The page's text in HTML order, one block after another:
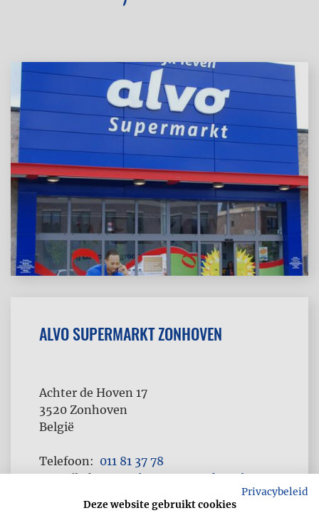
ALVO SUPERMARKT ZONHOVEN
Achter de Hoven 17
3520 Zonhoven
België
Telefoon
011 81 37 78
E-mailadres
cenb@supermarkten.be
Privacybeleid
Deze website gebruikt cookies